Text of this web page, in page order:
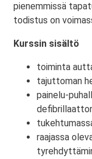
pienemmissä
todistus on
Kurssin sisältö
toiminta
tajuttoman
painelu-
raajassa